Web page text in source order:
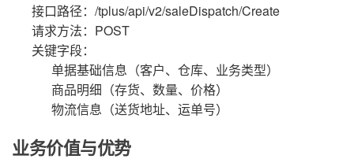
接口路径：/tplus/api/v2/saleDispatch/Create
请求方法：POST
关键字段：
单据基础信息（客户、仓库、业务类型）
商品明细（存货、数量、价格）
物流信息（送货地址、运单号）
业务价值与优势